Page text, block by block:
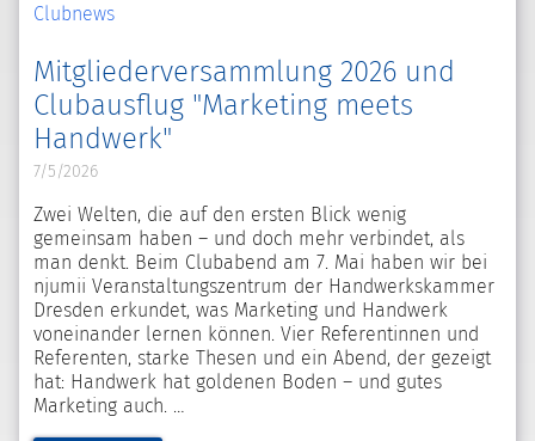
Clubnews
Mitgliederversammlung 2026 und
Clubausflug "Marketing meets
Handwerk"
7/5/2026
Zwei Welten, die auf den ersten Blick wenig
gemeinsam haben – und doch mehr verbindet, als
man denkt. Beim Clubabend am 7. Mai haben wir bei
njumii Veranstaltungszentrum der Handwerkskammer
Dresden erkundet, was Marketing und Handwerk
voneinander lernen können. Vier Referentinnen und
Referenten, starke Thesen und ein Abend, der gezeigt
hat: Handwerk hat goldenen Boden – und gutes
Marketing auch.